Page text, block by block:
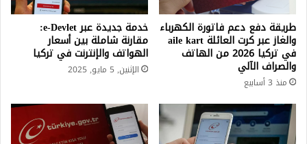
طريقة دفع دعم فاتورة الكهرباء
والغاز عبر كرت العائلة aile kart
في تركيا 2026 من الهاتف
والصراف الآلي
منذ 3 أسابيع
خدمة جديدة عبر e-Devlet:
مقارنة شاملة بين أسعار
الهواتف والإنترنت في تركيا
الإثنين, 5 مايو, 2025